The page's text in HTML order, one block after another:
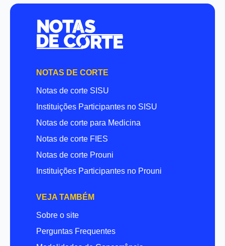
NOTAS DE CORTE
Notas de corte SISU
Instituições Participantes no SISU
Notas de corte para Medicina
Notas de corte FIES
Notas de corte Prouni
Instituições Participantes no Prouni
VEJA TAMBÉM
Sobre o site
Perguntas Frequentes